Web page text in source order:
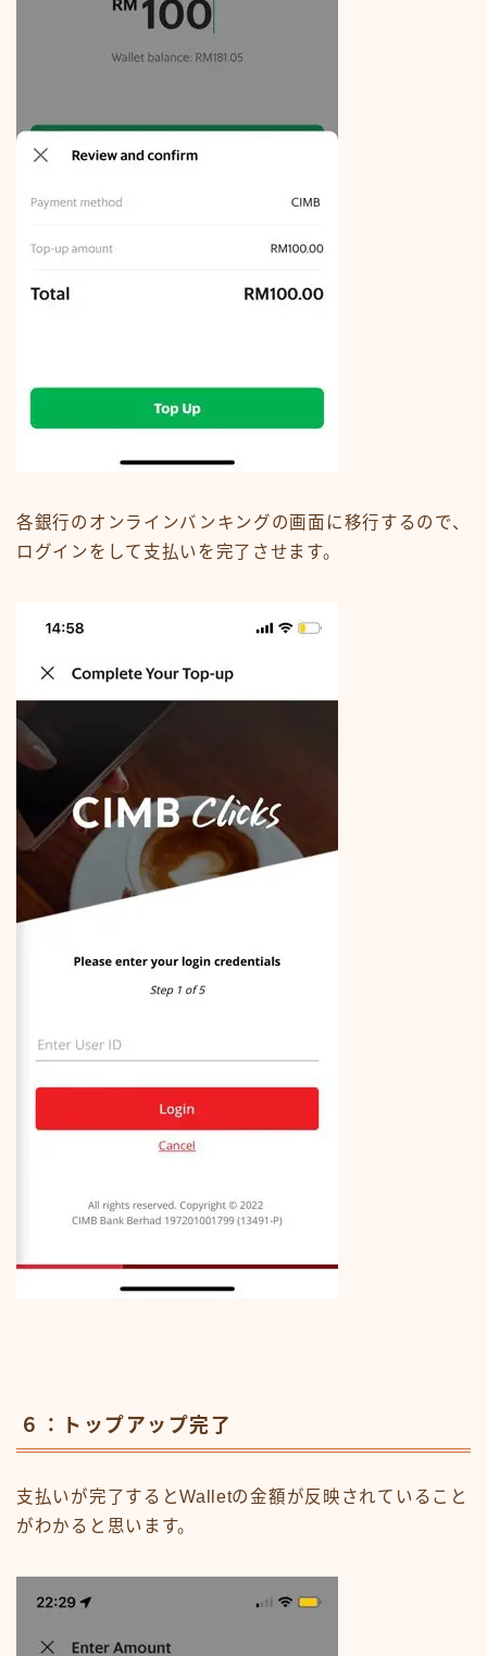
Follow Me
各銀行のオンラインバンキングの画面に移行するので、
ログインをして支払いを完了させます。
６：トップアップ完了
支払いが完了するとWalletの金額が反映されていること
がわかると思います。